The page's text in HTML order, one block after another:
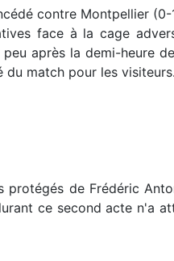
contre Montpellier
face à la cage
après la demi-heure
du match pour les visiteurs.
de Frédéric
ce second acte n'a